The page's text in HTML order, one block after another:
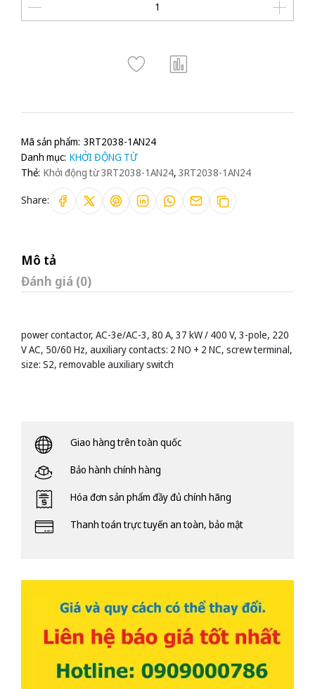
Mã sản phẩm: 3RT2038-1AN24
Danh mục: KHỞI ĐỘNG TỪ
Thẻ: Khởi động từ 3RT2038-1AN24, 3RT2038-1AN24
Share:
Mô tả
Đánh giá (0)
power contactor, AC-3e/AC-3, 80 A, 37 kW / 400 V, 3-pole, 220
V AC, 50/60 Hz, auxiliary contacts: 2 NO + 2 NC, screw terminal,
size: S2, removable auxiliary switch
Giao hàng trên toàn quốc
Bảo hành chính hàng
Hóa đơn sản phẩm đầy đủ chính hãng
Thanh toán trực tuyến an toàn, bảo mật